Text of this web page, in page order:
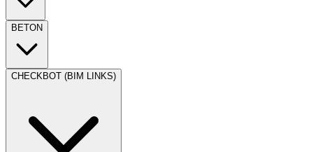
BETON
CHECKBOT (BIM LINKS)